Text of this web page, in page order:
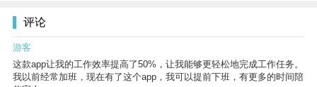
评论
游客
这款app让我的工作效率提高了50%，让我能够更轻松地完成工作任务。
我以前经常加班，现在有了这个app，我可以提前下班，有更多的时间陪